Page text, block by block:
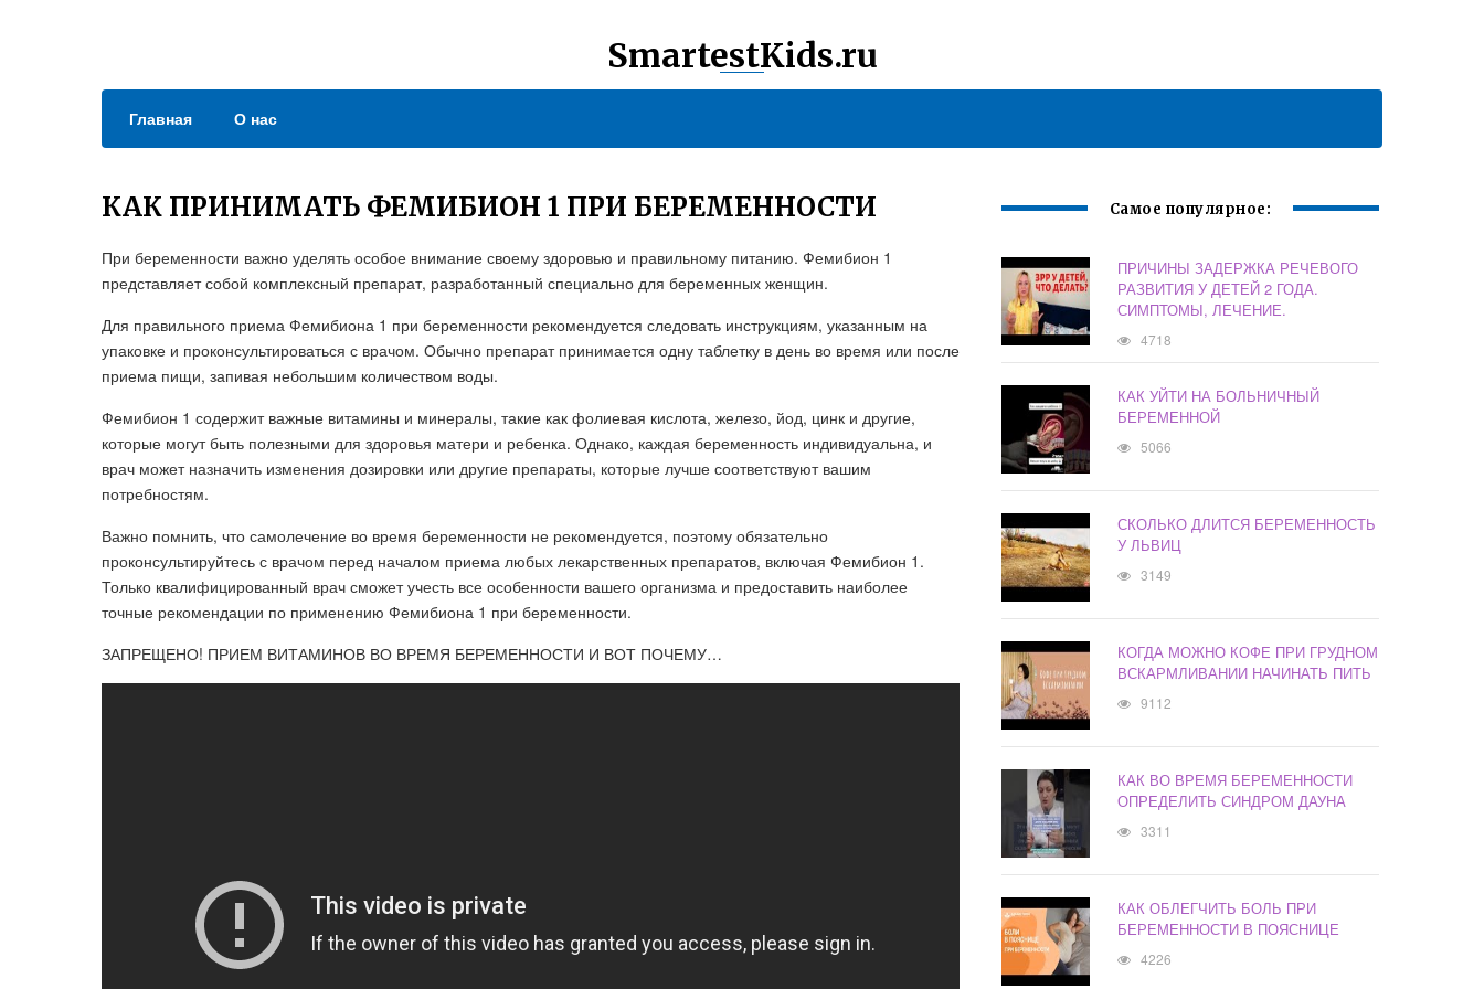
SmartestKids.ru
Главная О нас
КАК ПРИНИМАТЬ ФЕМИБИОН 1 ПРИ БЕРЕМЕННОСТИ
При беременности важно уделять особое внимание своему здоровью и правильному питанию. Фемибион 1
представляет собой комплексный препарат, разработанный специально для беременных женщин.
Для правильного приема Фемибиона 1 при беременности рекомендуется следовать инструкциям, указанным на
упаковке и проконсультироваться с врачом. Обычно препарат принимается одну таблетку в день во время или после
приема пищи, запивая небольшим количеством воды.
Фемибион 1 содержит важные витамины и минералы, такие как фолиевая кислота, железо, йод, цинк и другие,
которые могут быть полезными для здоровья матери и ребенка. Однако, каждая беременность индивидуальна, и
врач может назначить изменения дозировки или другие препараты, которые лучше соответствуют вашим
потребностям.
Важно помнить, что самолечение во время беременности не рекомендуется, поэтому обязательно
проконсультируйтесь с врачом перед началом приема любых лекарственных препаратов, включая Фемибион 1.
Только квалифицированный врач сможет учесть все особенности вашего организма и предоставить наиболее
точные рекомендации по применению Фемибиона 1 при беременности.
ЗАПРЕЩЕНО! ПРИЕМ ВИТАМИНОВ ВО ВРЕМЯ БЕРЕМЕННОСТИ И ВОТ ПОЧЕМУ…
Самое популярное:
ПРИЧИНЫ ЗАДЕРЖКА РЕЧЕВОГО
РАЗВИТИЯ У ДЕТЕЙ 2 ГОДА.
СИМПТОМЫ, ЛЕЧЕНИЕ.
4718
КАК УЙТИ НА БОЛЬНИЧНЫЙ
БЕРЕМЕННОЙ
5066
СКОЛЬКО ДЛИТСЯ БЕРЕМЕННОСТЬ
У ЛЬВИЦ
3149
КОГДА МОЖНО КОФЕ ПРИ ГРУДНОМ
ВСКАРМЛИВАНИИ НАЧИНАТЬ ПИТЬ
9112
КАК ВО ВРЕМЯ БЕРЕМЕННОСТИ
ОПРЕДЕЛИТЬ СИНДРОМ ДАУНА
3311
КАК ОБЛЕГЧИТЬ БОЛЬ ПРИ
БЕРЕМЕННОСТИ В ПОЯСНИЦЕ
4226